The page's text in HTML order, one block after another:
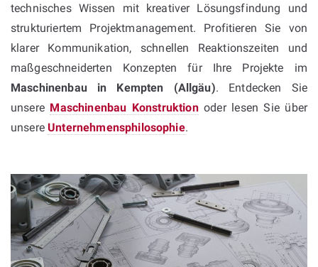
technisches Wissen mit kreativer Lösungsfindung und
strukturiertem Projektmanagement. Profitieren Sie von
klarer Kommunikation, schnellen Reaktionszeiten und
maßgeschneiderten Konzepten für Ihre Projekte im
Maschinenbau in Kempten (Allgäu). Entdecken Sie
unsere Maschinenbau Konstruktionoder lesen Sie über
unsereUnternehmensphilosophie.